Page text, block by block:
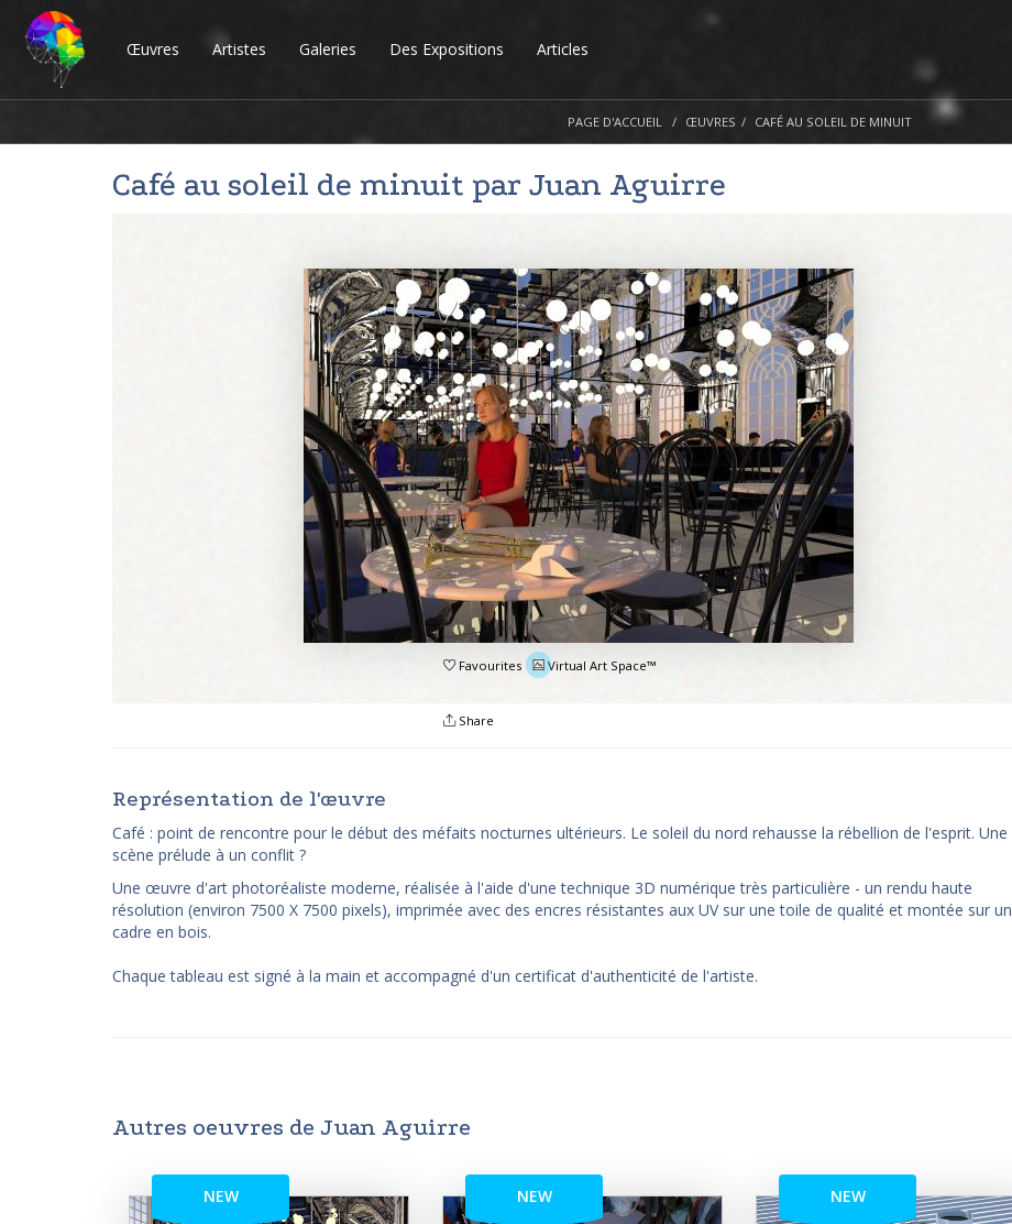
Œuvres Artistes Galeries Des Expositions Articles
PAGE D'ACCUEIL ŒUVRES CAFÉ AU SOLEIL DE MINUIT
Café au soleil de minuit par Juan Aguirre
Favourites Virtual Art Space™
Share
Représentation de l'œuvre
Café : point de rencontre pour le début des méfaits nocturnes ultérieurs. Le soleil du nord rehausse la rébellion de l'esprit. Une
scène prélude à un conflit ?
Une œuvre d'art photoréaliste moderne, réalisée à l'aide d'une technique 3D numérique très particulière - un rendu haute
résolution (environ 7500 X 7500 pixels), imprimée avec des encres résistantes aux UV sur une toile de qualité et montée sur un
cadre en bois.
Chaque tableau est signé à la main et accompagné d'un certificat d'authenticité de l'artiste.
Autres oeuvres de Juan Aguirre
NEW NEW NEW